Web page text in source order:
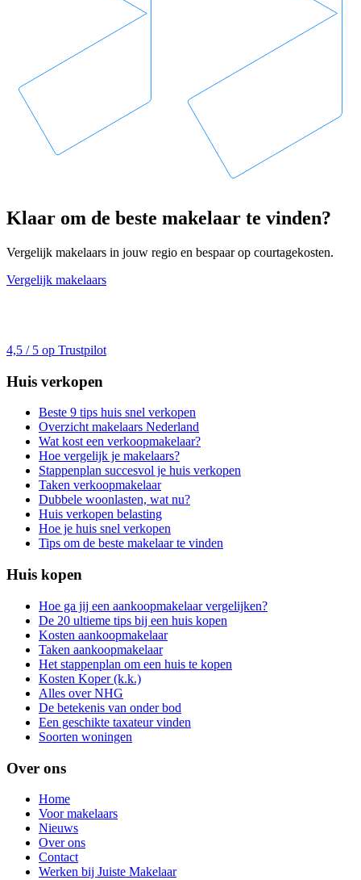
Klaar om de beste makelaar te vinden?
Vergelijk makelaars in jouw regio en bespaar op courtagekosten.
Vergelijk makelaars
4,5 / 5 op Trustpilot
Huis verkopen
Beste 9 tips huis snel verkopen
Overzicht makelaars Nederland
Wat kost een verkoopmakelaar?
Hoe vergelijk je makelaars?
Stappenplan succesvol je huis verkopen
Taken verkoopmakelaar
Dubbele woonlasten, wat nu?
Huis verkopen belasting
Hoe je huis snel verkopen
Tips om de beste makelaar te vinden
Huis kopen
Hoe ga jij een aankoopmakelaar vergelijken?
De 20 ultieme tips bij een huis kopen
Kosten aankoopmakelaar
Taken aankoopmakelaar
Het stappenplan om een huis te kopen
Kosten Koper (k.k.)
Alles over NHG
De betekenis van onder bod
Een geschikte taxateur vinden
Soorten woningen
Over ons
Home
Voor makelaars
Nieuws
Over ons
Contact
Werken bij Juiste Makelaar